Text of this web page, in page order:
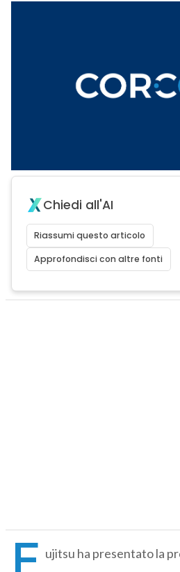
Chiedi all'AI
Riassumi questo articolo
Approfondisci con altre fonti
F ujitsu ha presentato la